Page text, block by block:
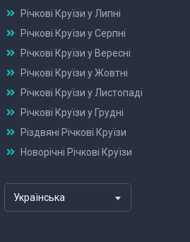
Річкові Круїзи у Липні
Річкові Круїзи у Серпні
Річкові Круїзи у Вересні
Річкові Круїзи у Жовтні
Річкові Круїзи у Листопаді
Річкові Круїзи у Грудні
Різдвяні Річкові Круїзи
Новорічні Річкові Круїзи
Українська